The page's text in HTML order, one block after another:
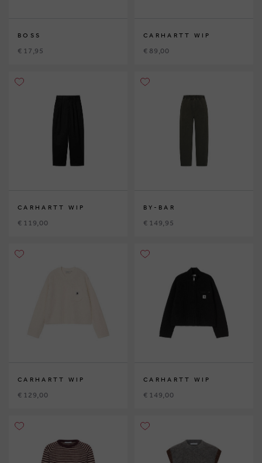
BOSS
€ 17,95
CARHARTT WIP
€ 89,00
CARHARTT WIP
€ 119,00
BY-BAR
€ 149,95
CARHARTT WIP
€ 129,00
CARHARTT WIP
€ 149,00